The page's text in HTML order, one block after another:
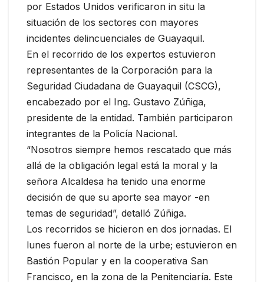
por Estados Unidos verificaron in situ la
situación de los sectores con mayores
incidentes delincuenciales de Guayaquil.
En el recorrido de los expertos estuvieron
representantes de la Corporación para la
Seguridad Ciudadana de Guayaquil (CSCG),
encabezado por el Ing. Gustavo Zúñiga,
presidente de la entidad. También participaron
integrantes de la Policía Nacional.
“Nosotros siempre hemos rescatado que más
allá de la obligación legal está la moral y la
señora Alcaldesa ha tenido una enorme
decisión de que su aporte sea mayor -en
temas de seguridad”, detalló Zúñiga.
Los recorridos se hicieron en dos jornadas. El
lunes fueron al norte de la urbe; estuvieron en
Bastión Popular y en la cooperativa San
Francisco, en la zona de la Penitenciaría. Este